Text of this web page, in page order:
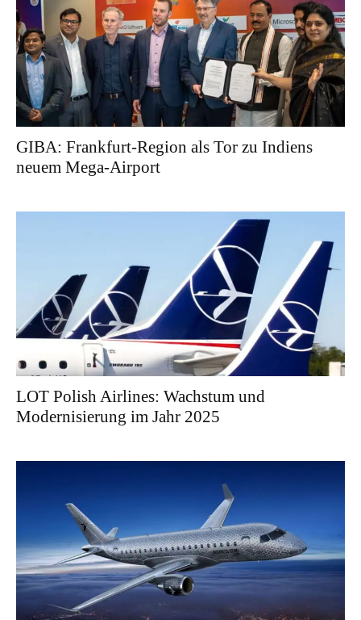
GIBA: Frankfurt-Region als Tor zu Indiens
neuem Mega-Airport
LOT Polish Airlines: Wachstum und
Modernisierung im Jahr 2025